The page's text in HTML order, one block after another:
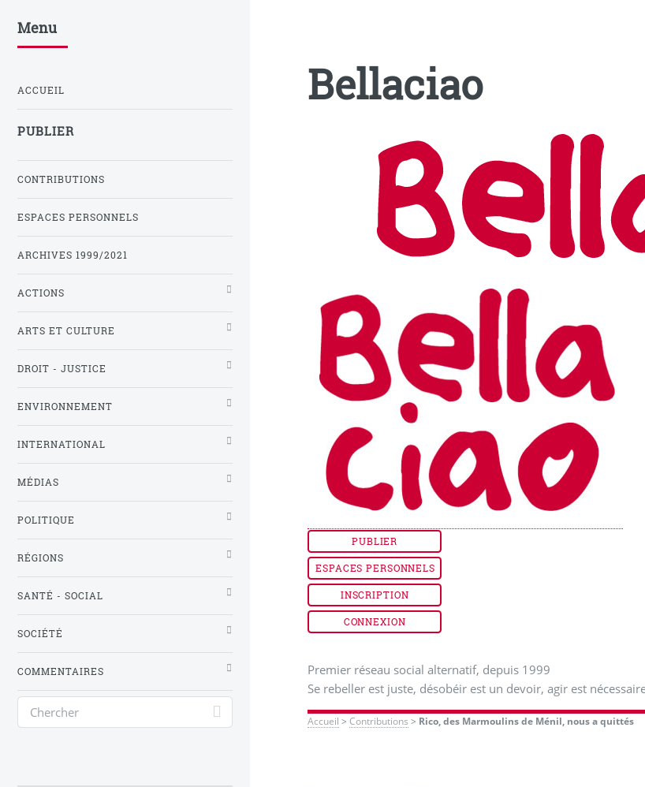
Bellaciao
PUBLIER
ESPACES PERSONNELS
INSCRIPTION
CONNEXION
Premier réseau social alternatif, depuis 1999
Se rebeller est juste, désobéir est un devoir, agir est
Accueil >Contributions > Rico, des Marmoulins de Ménil, nous a quittés
Menu
ACCUEIL
PUBLIER
CONTRIBUTIONS
ESPACES PERSONNELS
ARCHIVES 1999/2021
ACTIONS
ARTS ET CULTURE
DROIT - JUSTICE
ENVIRONNEMENT
INTERNATIONAL
MÉDIAS
POLITIQUE
RÉGIONS
SANTÉ - SOCIAL
SOCIÉTÉ
COMMENTAIRES